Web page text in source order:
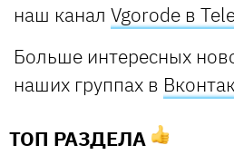
наш канал Vgorode в
Больше интересных
наших группах в
ТОП РАЗДЕЛА